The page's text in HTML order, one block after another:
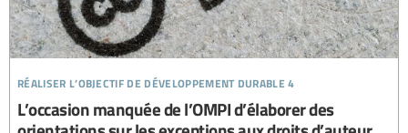
réaliser l’objectif de développement durable 4
L’occasion manquée de l’OMPI d’élaborer des